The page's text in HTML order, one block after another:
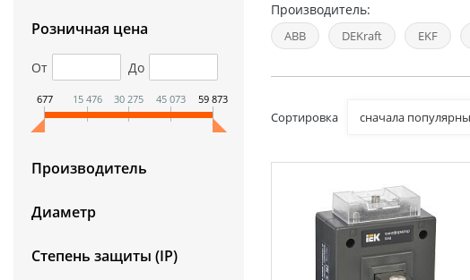
Розничная цена
От До
677 15 476 30 275 45 073 59 873
Производитель
Диаметр
Степень защиты (IP)
Производитель:
ABB DEKraft EKF
Сортировка сначала